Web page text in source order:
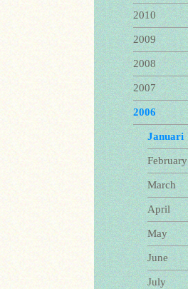
2010
2009
2008
2007
2006
Januari
February
March
April
May
June
July